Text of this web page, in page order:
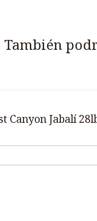
También
Canyon Jabalí